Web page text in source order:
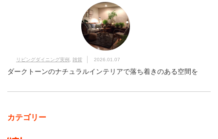
リビングダイニング実例 雑貨 2026.01.07
ダークトーンのナチュラルインテリアで落ち着きのある空間を
カテゴリー